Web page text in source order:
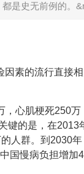
是史无前例的。
素的流行直接
心肌梗死250
键的是，在
人群。到2030
国慢病负担增加